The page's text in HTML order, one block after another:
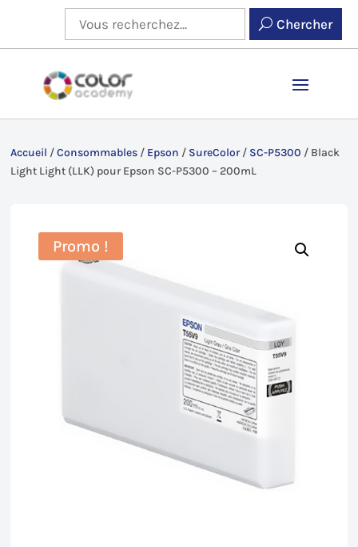
Chercher
Accueil /Consommables / Epson / SureColor/ SC-P5300 / Black
Light Light (LLK) pour Epson SC-P5300 – 200mL
Promo !